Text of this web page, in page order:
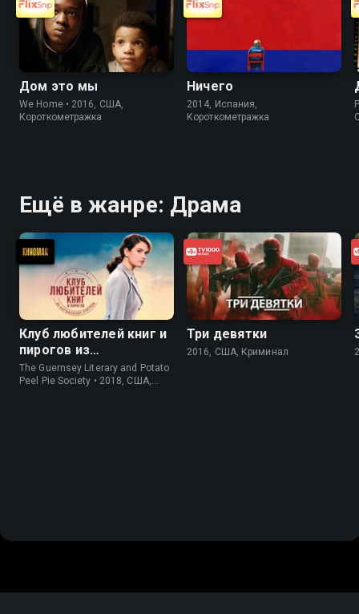
Дом это мы
We Home • 2016, США,
Короткометражка
Ничего
2014, Испания,
Короткометражка
Ещё в жанре: Драма
Клуб любителей книг и
пирогов из
картофельных
очистков
The Guernsey Literary and Potato
Peel Pie Society • 2018, США,
Три девятки
2016, США, Криминал